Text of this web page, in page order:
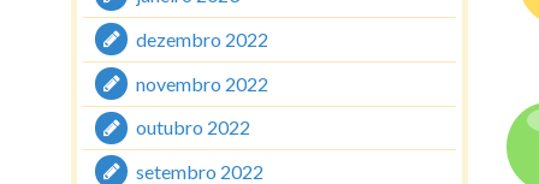
dezembro 2022
novembro 2022
outubro 2022
setembro 2022